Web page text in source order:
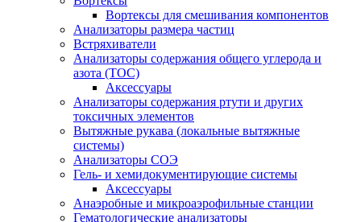
Вортексы для смешивания компонентов
Анализаторы размера частиц
Встряхиватели
Анализаторы содержания общего углерода и
азота (ТОС)
Аксессуары
Анализаторы содержания ртути и других
токсичных элементов
Вытяжные рукава (локальные вытяжные
системы)
Анализаторы СОЭ
Гель- и хемидокументирующие системы
Аксессуары
Анаэробные и микроаэрофильные станции
Гематологические анализаторы